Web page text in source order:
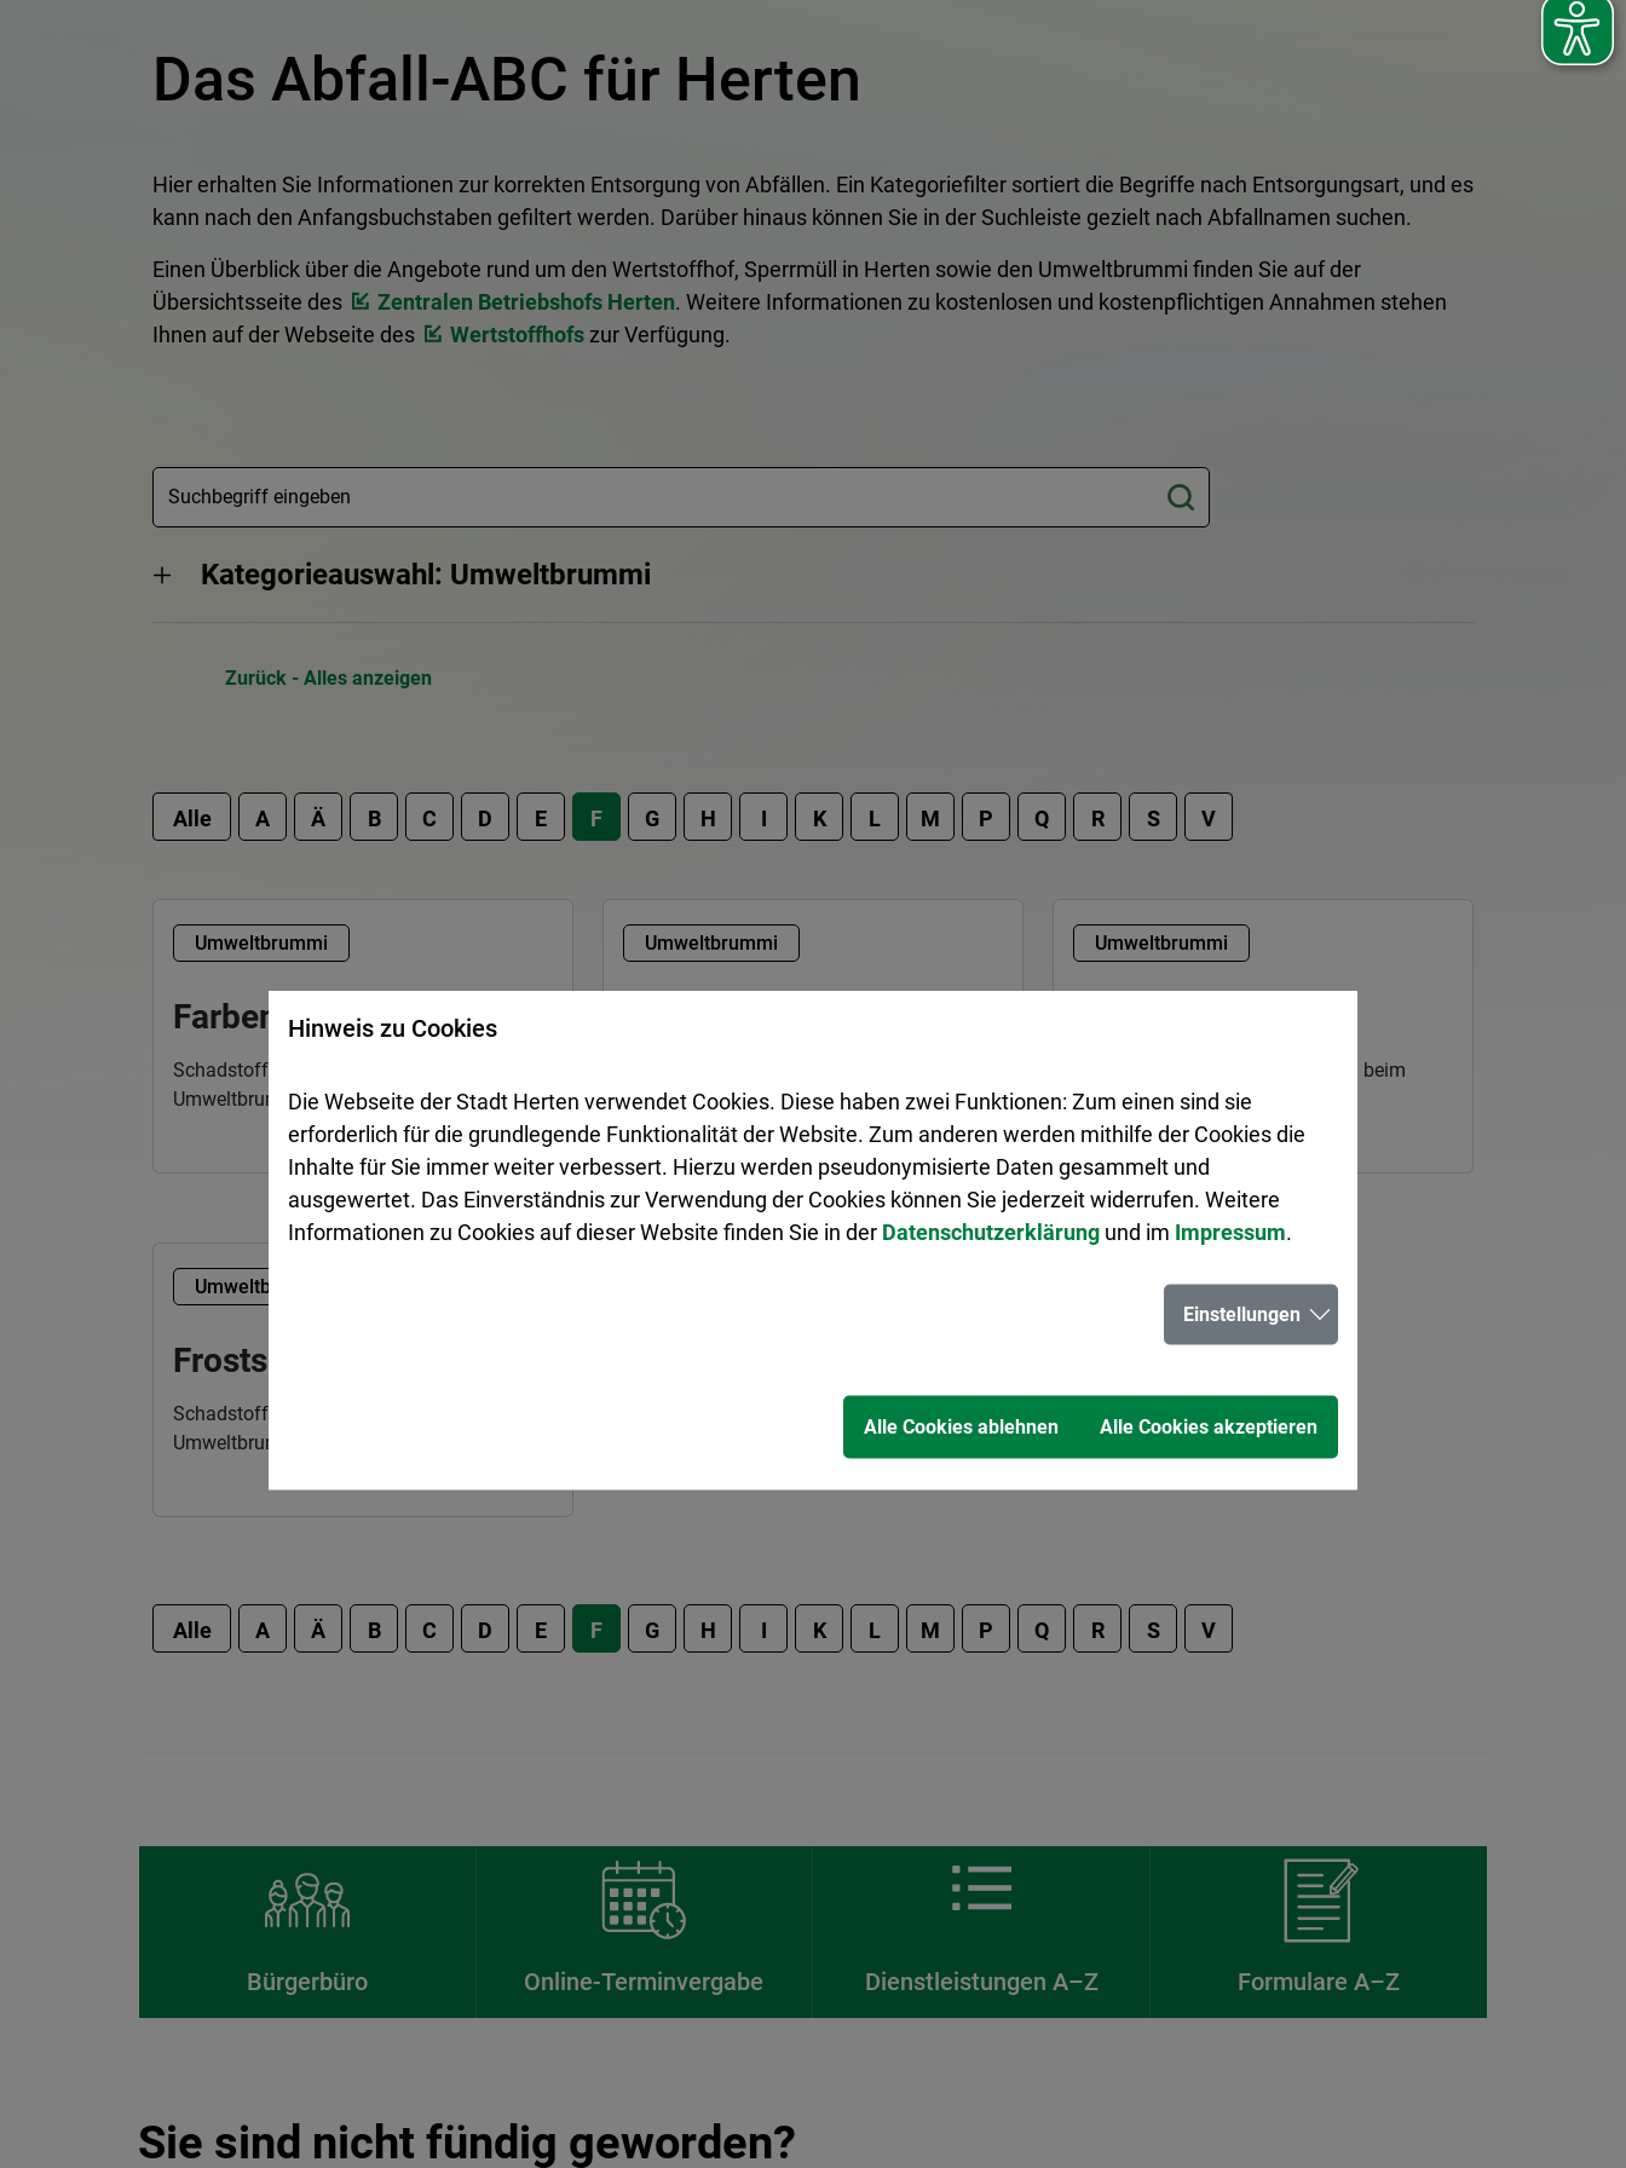
Das Abfall-ABC für Herten
Hier erhalten Sie Informationen zur korrekten Entsorgung von Abfällen. Ein Kategoriefilter sortiert die Begriffe nach Entsorgungsart, und es
kann nach den Anfangsbuchstaben gefiltert werden. Darüber hinaus können Sie in der Suchleiste gezielt nach Abfallnamen suchen.
Einen Überblick über die Angebote rund um den Wertstoffhof, Sperrmüll in Herten sowie den Umweltbrummi finden Sie auf der
Übersichtsseite des
Zentralen Betriebshofs Herten. Weitere Informationen zu kostenlosen und kostenpflichtigen Annahmen stehen
Ihnen auf der Webseite des
Wertstoffhofs zur Verfügung.
Kategorieauswahl: Umweltbrummi
Zurück - Alles anzeigen
Alle A Ä B C D E F G H I K L M P Q R S V
Umweltbrummi
Farben
Schadstoffhaltige Abfälle werden beim
Umweltbrummi angenommen.
Umweltbrummi
Schadstoffhaltige Abfälle werden beim
Umweltbrummi angenommen.
Umweltbrummi
Schadstoffhaltige Abfälle werden beim
Umweltbrummi angenommen.
Umweltbrummi
Frostschutzmittel
Schadstoffhaltige Abfälle werden beim
Umweltbrummi angenommen.
Alle A Ä B C D E F G H I K L M P Q R S V
Bürgerbüro Online-Terminvergabe Dienstleistungen A–Z Formulare A–Z
Sie sind nicht fündig geworden?
Hinweis zu Cookies
Die Webseite der Stadt Herten verwendet Cookies. Diese haben zwei Funktionen: Zum einen sind sie
erforderlich für die grundlegende Funktionalität der Website. Zum anderen werden mithilfe der Cookies die
Inhalte für Sie immer weiter verbessert. Hierzu werden pseudonymisierte Daten gesammelt und
ausgewertet. Das Einverständnis zur Verwendung der Cookies können Sie jederzeit widerrufen. Weitere
Informationen zu Cookies auf dieser Website finden Sie in der Datenschutzerklärung und im Impressum.
Einstellungen
Alle Cookies ablehnen Alle Cookies akzeptieren